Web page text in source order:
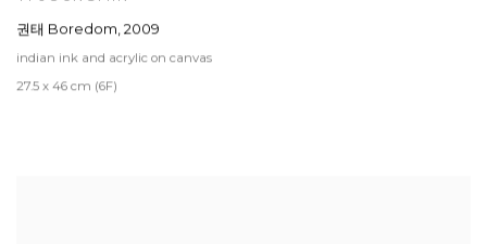
권태 Boredom, 2009
indian ink and acrylic on canvas
27.5 x 46 cm (6F)